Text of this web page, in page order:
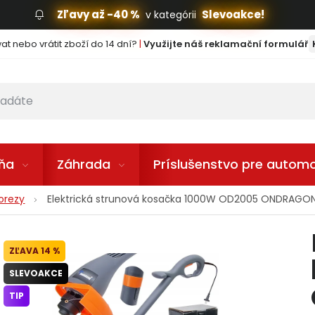
Zľavy až -40 % v kategórii Slevoakce!
nebo vrátit zboží do 14 dní? | Využijte náš reklamační formulář
Záhrada Príslušenstvo pre
Elektrická strunová kosačka 1000W OD2005
14 %
SLEVOAKCE
TIP